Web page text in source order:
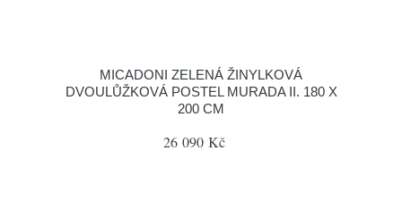
MICADONI ZELENÁ ŽINYLKOVÁ
DVOULŮŽKOVÁ POSTEL MURADA II. 180 X
200 CM
26 090 Kč